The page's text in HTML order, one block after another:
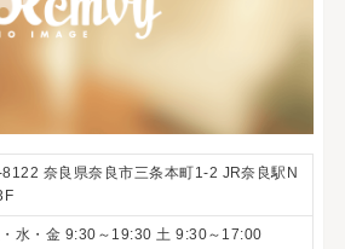
奈良県奈良市三条本町1-2 JR奈良駅N
・水・金 9:30～19:30 土 9:30～17:00